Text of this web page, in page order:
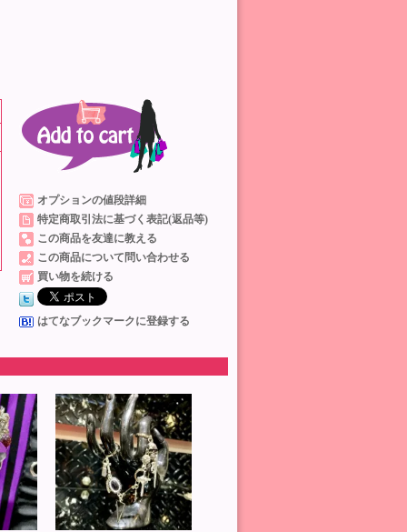
オプションの値段詳細
特定商取引法に基づく表記(返品等)
この商品を友達に教える
この商品について問い合わせる
買い物を続ける
はてなブックマークに登録する